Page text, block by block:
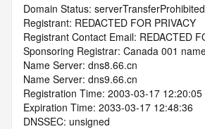
Domain Status: serverTransferProhibited
Registrant: REDACTED FOR PRIVACY
Registrant Contact Email: REDACTED
Sponsoring Registrar: Canada 001
Name Server: dns8.66.cn
Name Server: dns9.66.cn
Registration Time: 2003-03-17 12:20:05
Expiration Time: 2033-03-17 12:48:36
DNSSEC: unsigned